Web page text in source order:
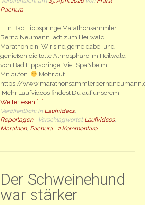
Pachura
... in Bad Lippspringe Marathonsammler
Bernd Neumann lädt zum Heilwald
Marathon ein. Wir sind gerne dabei und
genießen die tolle Atmosphäre im Heilwald
von Bad Lippspringe. Viel Spaß beim
Mitlaufen.
Mehr auf
https://
Mehr Laufvideos findest Du auf unserem
Weiterlesen [...]
Veröffentlicht in Laufvideos,
Reportagen
Verschlagwortet Laufvideos,
Marathon, Pachura 2 Kommentare
Der Schweinehund
war stärker